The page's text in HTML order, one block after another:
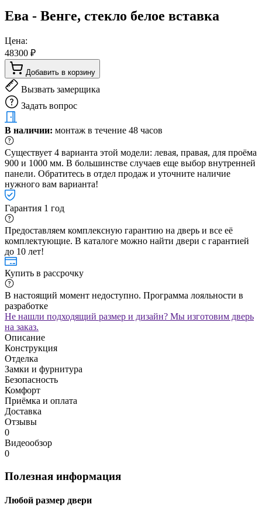
Ева - Венге, стекло белое вставка
Цена:
48300 ₽
Добавить в корзину
Вызвать замерщика
Задать вопрос
В наличии: монтаж в течение 48 часов
Существует 4 варианта этой модели: левая, правая, для проёма
900 и 1000 мм. В большинстве случаев еще выбор внутренней
панели. Обратитесь в отдел продаж и уточните наличие
нужного вам варианта!
Гарантия 1 год
Предоставляем комплексную гарантию на дверь и все её
комплектующие. В каталоге можно найти двери с гарантией
до 10 лет!
Купить в рассрочку
В настоящий момент недоступно. Программа лояльности в
разработке
Не нашли подходящий размер и дизайн? Мы изготовим дверь
на заказ.
Описание
Конструкция
Отделка
Замки и фурнитура
Безопасность
Комфорт
Приёмка и оплата
Доставка
Отзывы
0
Видеообзор
0
Полезная информация
Любой размер двери